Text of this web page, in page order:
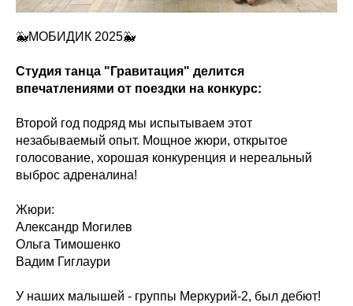
🐳МОБИДИК 2025🐳
Студия танца "Гравитация" делится
впечатлениями от поездки на конкурс:
Второй год подряд мы испытываем этот
незабываемый опыт. Мощное жюри, открытое
голосование, хорошая конкуренция и нереальный
выброс адреналина!
Жюри:
Александр Могилев
Ольга Тимошенко
Вадим Гиглаури
У наших малышей - группы Меркурий-2, был дебют!